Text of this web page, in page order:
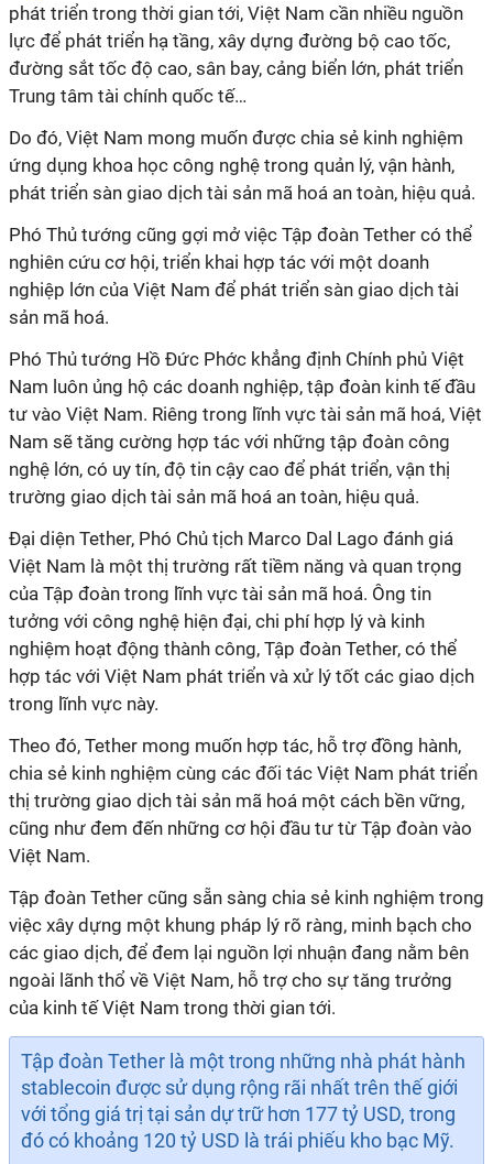
phát triển trong thời gian tới, Việt Nam cần nhiều nguồn
lực để phát triển hạ tầng, xây dựng đường bộ cao tốc,
đường sắt tốc độ cao, sân bay, cảng biển lớn, phát triển
Trung tâm tài chính quốc tế…
Do đó, Việt Nam mong muốn được chia sẻ kinh nghiệm
ứng dụng khoa học công nghệ trong quản lý, vận hành,
phát triển sàn giao dịch tài sản mã hoá an toàn, hiệu quả.
Phó Thủ tướng cũng gợi mở việc Tập đoàn Tether có thể
nghiên cứu cơ hội, triển khai hợp tác với một doanh
nghiệp lớn của Việt Nam để phát triển sàn giao dịch tài
sản mã hoá.
Phó Thủ tướng Hồ Đức Phớc khẳng định Chính phủ Việt
Nam luôn ủng hộ các doanh nghiệp, tập đoàn kinh tế đầu
tư vào Việt Nam. Riêng trong lĩnh vực tài sản mã hoá, Việt
Nam sẽ tăng cường hợp tác với những tập đoàn công
nghệ lớn, có uy tín, độ tin cậy cao để phát triển, vận thị
trường giao dịch tài sản mã hoá an toàn, hiệu quả.
Đại diện Tether, Phó Chủ tịch Marco Dal Lago đánh giá
Việt Nam là một thị trường rất tiềm năng và quan trọng
của Tập đoàn trong lĩnh vực tài sản mã hoá. Ông tin
tưởng với công nghệ hiện đại, chi phí hợp lý và kinh
nghiệm hoạt động thành công, Tập đoàn Tether, có thể
hợp tác với Việt Nam phát triển và xử lý tốt các giao dịch
trong lĩnh vực này.
Theo đó, Tether mong muốn hợp tác, hỗ trợ đồng hành,
chia sẻ kinh nghiệm cùng các đối tác Việt Nam phát triển
thị trường giao dịch tài sản mã hoá một cách bền vững,
cũng như đem đến những cơ hội đầu tư từ Tập đoàn vào
Việt Nam.
Tập đoàn Tether cũng sẵn sàng chia sẻ kinh nghiệm trong
việc xây dựng một khung pháp lý rõ ràng, minh bạch cho
các giao dịch, để đem lại nguồn lợi nhuận đang nằm bên
ngoài lãnh thổ về Việt Nam, hỗ trợ cho sự tăng trưởng
của kinh tế Việt Nam trong thời gian tới.
Tập đoàn Tether là một trong những nhà phát hành
stablecoin được sử dụng rộng rãi nhất trên thế giới
với tổng giá trị tại sản dự trữ hơn 177 tỷ USD, trong
đó có khoảng 120 tỷ USD là trái phiếu kho bạc Mỹ.